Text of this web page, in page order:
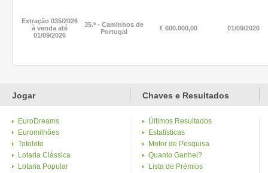
Extração 035/2026
à venda até
01/09/2026
35.ª - Caminhos de
Portugal
€ 600.000,00 01/09/2026
Jogar
EuroDreams
Euromilhões
Totoloto
Lotaria Clássica
Lotaria Popular
Chaves e Resultados
Últimos Resultados
Estatísticas
Motor de Pesquisa
Quanto Ganhei?
Lista de Prémios